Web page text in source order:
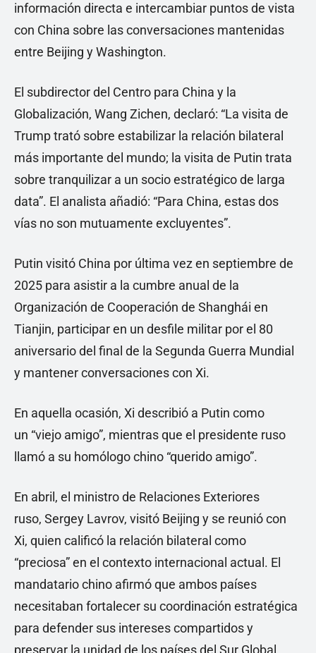
información directa e intercambiar puntos de vista
con China sobre las conversaciones mantenidas
entre Beijing y Washington.
El subdirector del Centro para China y la
Globalización, Wang Zichen, declaró: “La visita de
Trump trató sobre estabilizar la relación bilateral
más importante del mundo; la visita de Putin trata
sobre tranquilizar a un socio estratégico de larga
data”. El analista añadió: “Para China, estas dos
vías no son mutuamente excluyentes”.
Putin visitó China por última vez en septiembre de
2025 para asistir a la cumbre anual de la
Organización de Cooperación de Shanghái en
Tianjin, participar en un desfile militar por el 80
aniversario del final de la Segunda Guerra Mundial
y mantener conversaciones con Xi.
En aquella ocasión, Xi describió a Putin como
un “viejo amigo”, mientras que el presidente ruso
llamó a su homólogo chino “querido amigo”.
En abril, el ministro de Relaciones Exteriores
ruso, Sergey Lavrov, visitó Beijing y se reunió con
Xi, quien calificó la relación bilateral como
“preciosa” en el contexto internacional actual. El
mandatario chino afirmó que ambos países
necesitaban fortalecer su coordinación estratégica
para defender sus intereses compartidos y
preservar la unidad de los países del Sur Global.